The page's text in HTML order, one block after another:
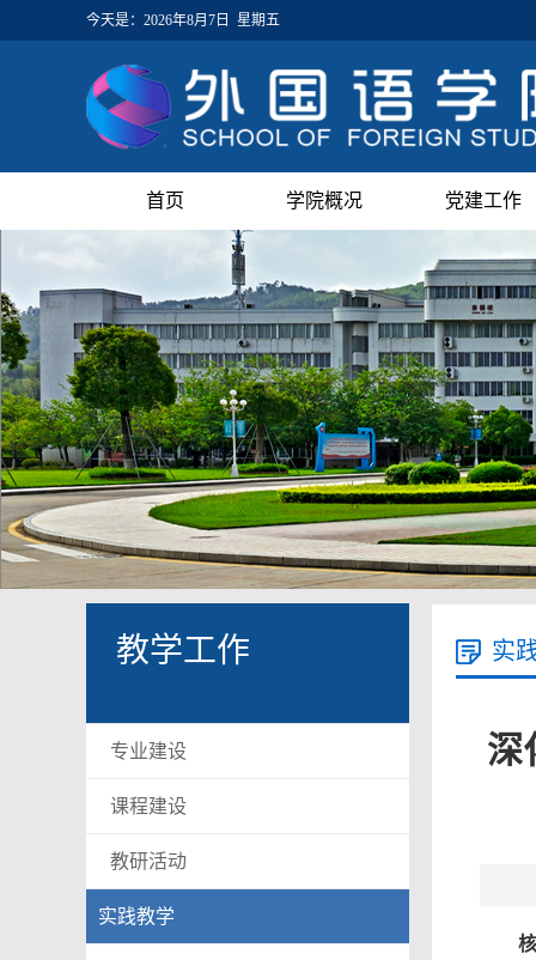
今天是： 2026年8月7日 星期五
首页 学院概况 党建工作
教学工作
专业建设
课程建设
教研活动
实践教学
实
深